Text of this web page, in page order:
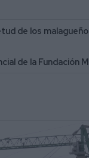
de los
de la Fundación